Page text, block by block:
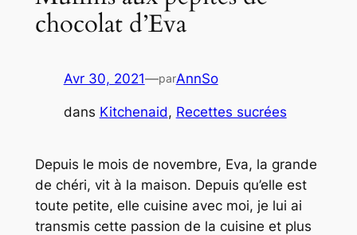
chocolat d’Eva
Avr 30, 2021—parAnnSo
dans Kitchenaid, Recettes sucrées
Depuis le mois de novembre, Eva, la grande
de chéri, vit à la maison. Depuis qu’elle est
toute petite, elle cuisine avec moi, je lui ai
transmis cette passion de la cuisine et plus